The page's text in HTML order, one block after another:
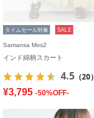
タイムセール対象 SALE
Samansa Mos2
インド綿柄スカート
4.5 （20）
¥3,795 -50%OFF-